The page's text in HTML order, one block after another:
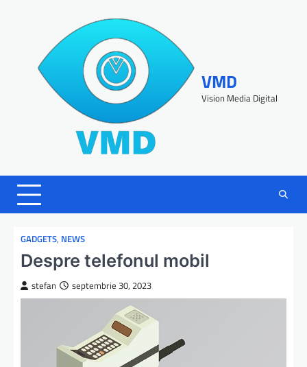
VMD
Vision Media Digital
GADGETS, NEWS
Despre telefonul mobil
stefan septembrie 30, 2023